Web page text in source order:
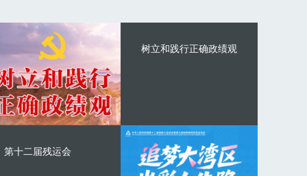
树立和践行正确政绩观
第十二届残运会